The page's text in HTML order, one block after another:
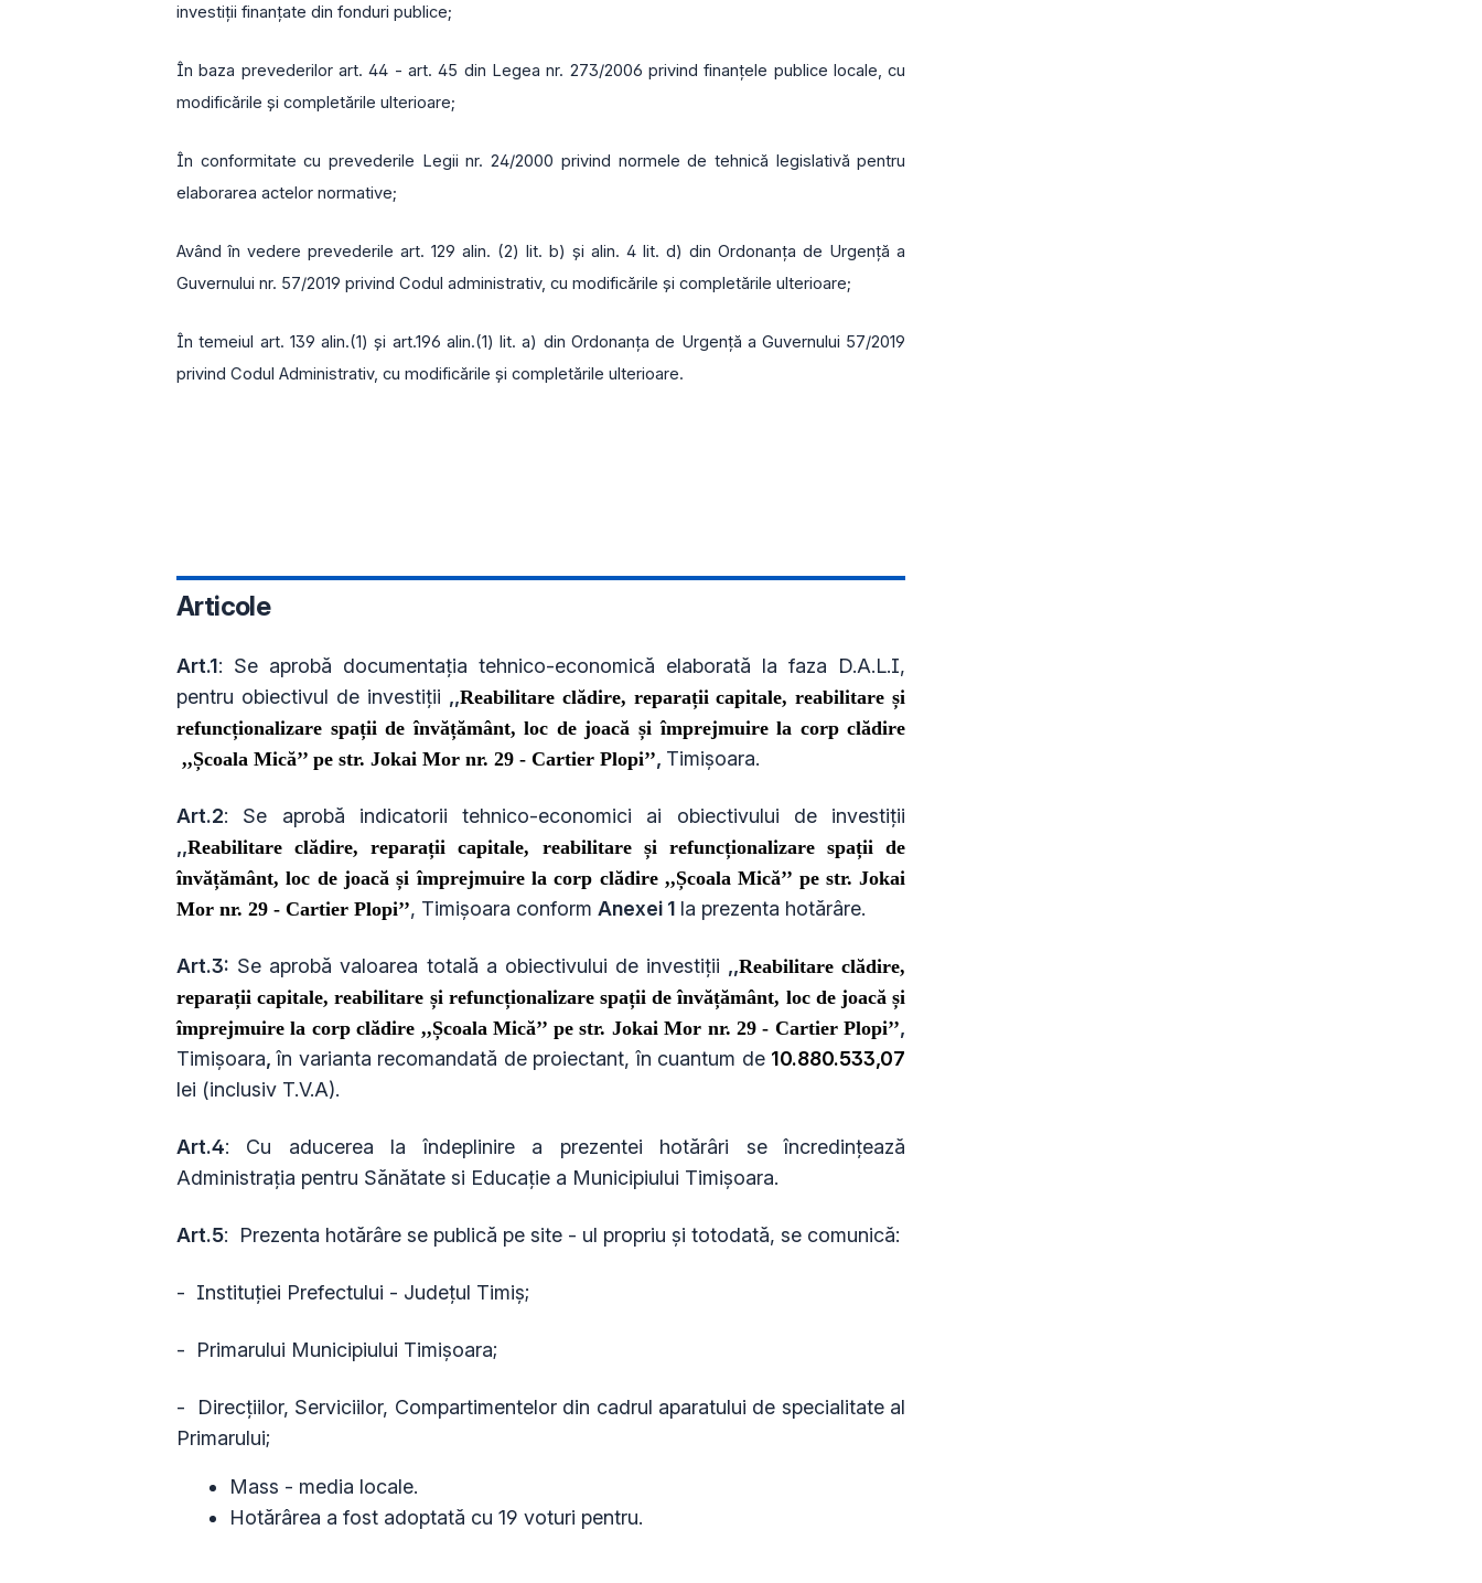
investiţii finanţate din fonduri publice;
În baza prevederilor art. 44 - art. 45 din Legea nr. 273/2006 privind finanțele publice locale, cu
modificările și completările ulterioare;
În conformitate cu prevederile Legii nr. 24/2000 privind normele de tehnică legislativă pentru
elaborarea actelor normative;
Având în vedere prevederile art. 129 alin. (2) lit. b) şi alin. 4 lit. d) din Ordonanţa de Urgenţă a
Guvernului nr. 57/2019 privind Codul administrativ, cu modificările și completările ulterioare;
În temeiul art. 139 alin.(1) și art.196 alin.(1) lit. a) din Ordonanța de Urgență a Guvernului 57/2019
privind Codul Administrativ, cu modificările și completările ulterioare.
Articole
Art.1: Se aprobă documentaţia tehnico-economică elaborată la faza D.A.L.I,
pentru obiectivul de investiții ,,Reabilitare clădire, reparații capitale, reabilitare și
refuncționalizare spații de învățământ, loc de joacă și împrejmuire la corp clădire
,,Școala Mică’’ pe str. Jokai Mor nr. 29 - Cartier Plopi’’, Timișoara.
Art.2: Se aprobă indicatorii tehnico-economici ai obiectivului de investiţii
,,Reabilitare clădire, reparații capitale, reabilitare și refuncționalizare spații de
învățământ, loc de joacă și împrejmuire la corp clădire ,,Școala Mică’’ pe str. Jokai
Mor nr. 29 - Cartier Plopi’’, Timişoara conform Anexei 1 la prezenta hotărâre.
Art.3: Se aprobă valoarea totală a obiectivului de investiţii ,,Reabilitare clădire,
reparații capitale, reabilitare și refuncționalizare spații de învățământ, loc de joacă și
împrejmuire la corp clădire ,,Școala Mică’’ pe str. Jokai Mor nr. 29 - Cartier Plopi’’,
Timişoara, în varianta recomandată de proiectant, în cuantum de 10.880.533,07
lei (inclusiv T.V.A).
Art.4: Cu aducerea la îndeplinire a prezentei hotărâri se încredinţează
Administrația pentru Sănătate si Educație a Municipiului Timișoara.
Art.5: Prezenta hotărâre se publică pe site - ul propriu şi totodată, se comunică:
- Instituției Prefectului - Județul Timiș;
- Primarului Municipiului Timişoara;
- Direcțiilor, Serviciilor, Compartimentelor din cadrul aparatului de specialitate al
Primarului;
Mass - media locale.
Hotărârea a fost adoptată cu 19 voturi pentru.